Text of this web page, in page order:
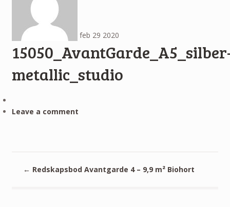
feb 29 2020
metallic_studio
Leave a comment
← Redskapsbod Avantgarde 4 – 9,9 m² Biohort